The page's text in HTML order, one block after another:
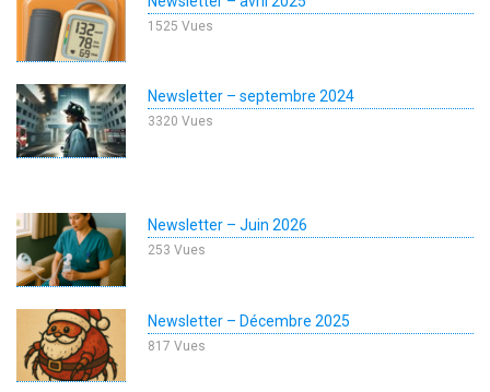
1525 Vues
Newsletter – septembre 2024
3320 Vues
Newsletter – Juin 2026
253 Vues
Newsletter – Décembre 2025
817 Vues